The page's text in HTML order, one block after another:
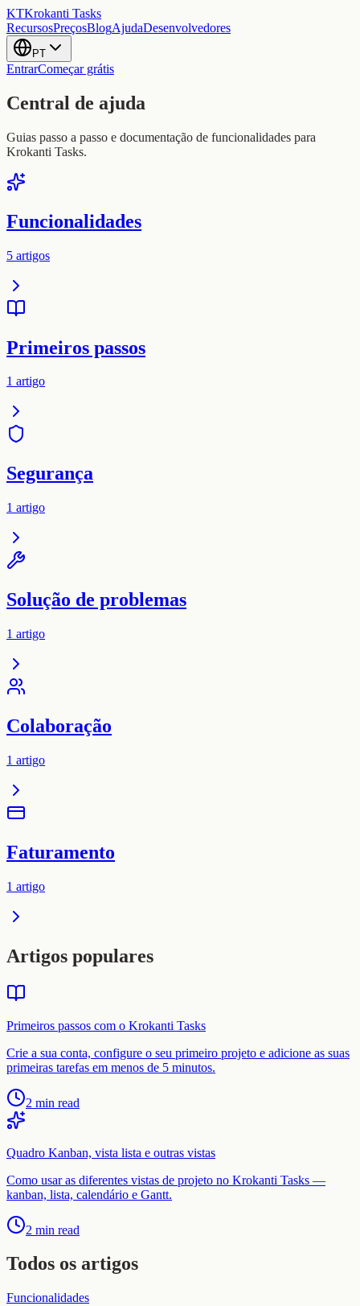
KTKrokanti Tasks
RecursosPreçosBlogAjudaDesenvolvedores
PT
EntrarComeçar grátis
Central de ajuda
Guias passo a passo e documentação de funcionalidades para
Krokanti Tasks.
Funcionalidades
5 artigos
Primeiros passos
1 artigo
Segurança
1 artigo
Solução de problemas
1 artigo
Colaboração
1 artigo
Faturamento
1 artigo
Artigos populares
Primeiros passos com o Krokanti Tasks
Crie a sua conta, configure o seu primeiro projeto e adicione as suas
primeiras tarefas em menos de 5 minutos.
2 min read
Quadro Kanban, vista lista e outras vistas
Como usar as diferentes vistas de projeto no Krokanti Tasks —
kanban, lista, calendário e Gantt.
2 min read
Todos os artigos
Funcionalidades